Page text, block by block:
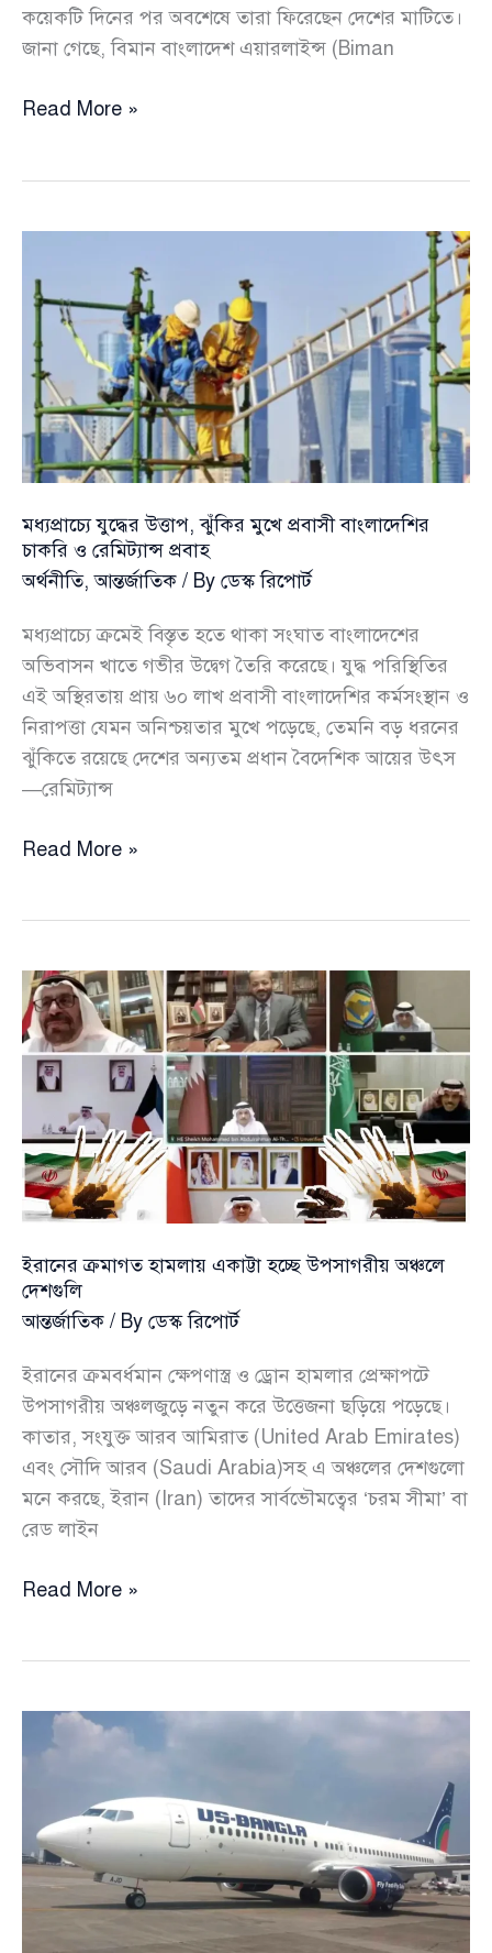
কয়েকটি দিনের পর অবশেষে তারা ফিরেছেন দেশের মাটিতে।
জানা গেছে, বিমান বাংলাদেশ এয়ারলাইন্স (Biman
দুবাইয়ে
২৭
দেশে
ফিরিয়ে
আনলো
ইউএস-
বাংলা
Read More »
মধ্যপ্রাচ্যে যুদ্ধের উত্তাপ, ঝুঁকির মুখে প্রবাসী বাংলাদেশির
চাকরি ও রেমিট্যান্স প্রবাহ
অর্থনীতি,আন্তর্জাতিক / By ডেস্ক রিপোর্ট
মধ্যপ্রাচ্যে ক্রমেই বিস্তৃত হতে থাকা সংঘাত বাংলাদেশের
অভিবাসন খাতে গভীর উদ্বেগ তৈরি করেছে। যুদ্ধ পরিস্থিতির
এই অস্থিরতায় প্রায় ৬০ লাখ প্রবাসী বাংলাদেশির কর্মসংস্থান ও
নিরাপত্তা যেমন অনিশ্চয়তার মুখে পড়েছে, তেমনি বড় ধরনের
ঝুঁকিতে রয়েছে দেশের অন্যতম প্রধান বৈদেশিক আয়ের উৎস
—রেমিট্যান্স
মধ্যপ্রাচ্যে
মুখে
প্রবাসী
বাংলাদেশির
চাকরি
রেমিট্যান্স
প্রবাহ
Read More »
ইরানের ক্রমাগত হামলায় একাট্টা হচ্ছে উপসাগরীয় অঞ্চলে
দেশগুলি
আন্তর্জাতিক / By ডেস্ক রিপোর্ট
ইরানের ক্রমবর্ধমান ক্ষেপণাস্ত্র ও ড্রোন হামলার প্রেক্ষাপটে
উপসাগরীয় অঞ্চলজুড়ে নতুন করে উত্তেজনা ছড়িয়ে পড়েছে।
কাতার, সংযুক্ত আরব আমিরাত (United Arab Emirates)
এবং সৌদি আরব (Saudi Arabia)সহ এ অঞ্চলের দেশগুলো
মনে করছে, ইরান (Iran) তাদের সার্বভৌমত্বের ‘চরম সীমা’ বা
রেড লাইন
ইরানের
হচ্ছে
উপসাগরীয়
Read More »